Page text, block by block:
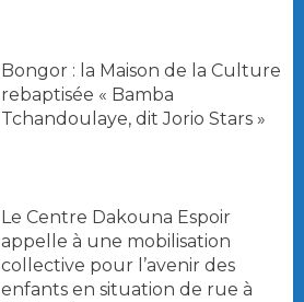
Bongor : la Maison de la Culture
rebaptisée « Bamba
Tchandoulaye, dit Jorio Stars »
Le Centre Dakouna Espoir
appelle à une mobilisation
collective pour l’avenir des
enfants en situation de rue à